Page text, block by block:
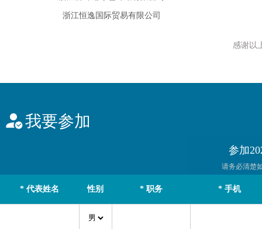
浙江良宅必佩新材料科技股份有限公司
中信建投期货有限公司上海浦东
北京循原科技有限公司
长兴鑫港纺织有限公司
大连商品交易所
感谢以
我要参加
参加
请务必清楚
* 代表姓名 性别 * 职务 * 手机